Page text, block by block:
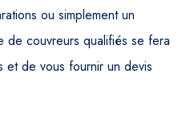
ou simplement un
de couvreurs qualifiés se fera
et de vous fournir un devis